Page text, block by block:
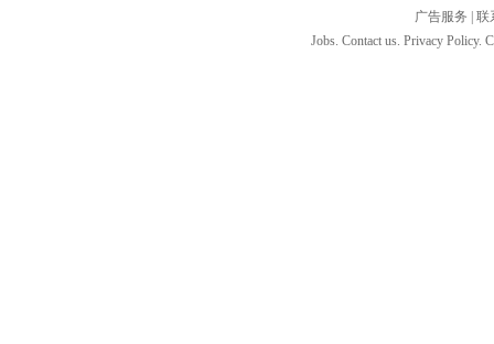
广告服务
联
Jobs. Contact us. Privacy Policy.